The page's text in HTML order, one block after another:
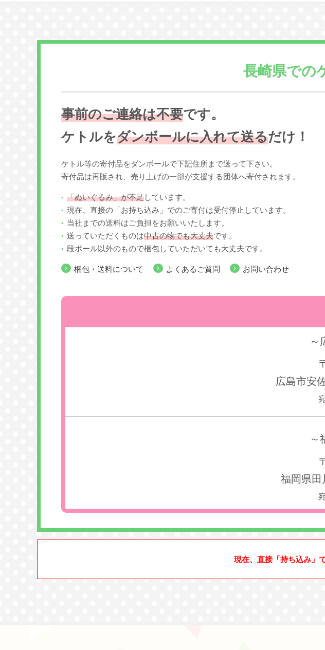
長崎県での
事前のご連絡は不要です。
ケトルをダンボールに入れて送るだけ！
ケトル等の寄付品をダンボールで下記住所まで送って下さい。
寄付品は再販され、売り上げの一部が支援する団体へ寄付されます。
「ぬいぐるみ」が不足しています。
現在、直接の「お持ち込み」でのご寄付は受付停止しています。
当社までの送料はご負担をお願いいたします。
送っていただくものは中古の物でも大丈夫です。
段ボール以外のもので梱包していただいても大丈夫です。
梱包・送料について よくあるご質問 お問い合わせ
～
広島市安
～
福岡県田
現在、直接「持ち込み」